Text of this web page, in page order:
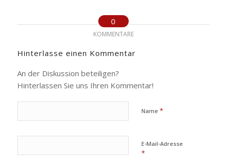
0
KOMMENTARE
Hinterlasse einen Kommentar
An der Diskussion beteiligen?
Hinterlassen Sie uns Ihren Kommentar!
Name *
E-Mail-Adresse
*